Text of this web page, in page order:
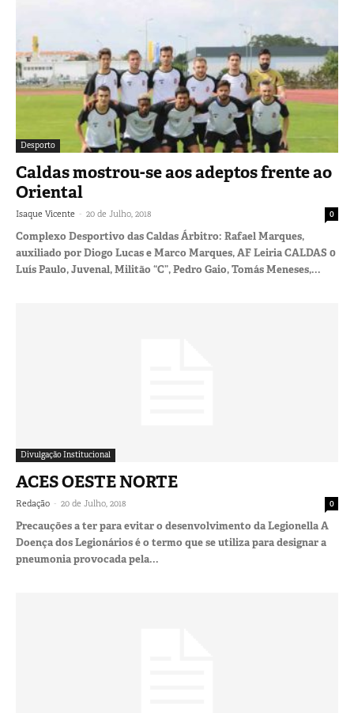
Desporto
Caldas mostrou-se aos adeptos frente ao
Oriental
Isaque Vicente - 20 de Julho, 2018 0
Complexo Desportivo das Caldas Árbitro: Rafael Marques,
auxiliado por Diogo Lucas e Marco Marques, AF Leiria CALDAS 0
Luís Paulo, Juvenal, Militão “C”, Pedro Gaio, Tomás Meneses,...
Divulgação Institucional
ACES OESTE NORTE
Redação - 20 de Julho, 2018 0
Precauções a ter para evitar o desenvolvimento da Legionella A
Doença dos Legionários é o termo que se utiliza para designar a
pneumonia provocada pela...